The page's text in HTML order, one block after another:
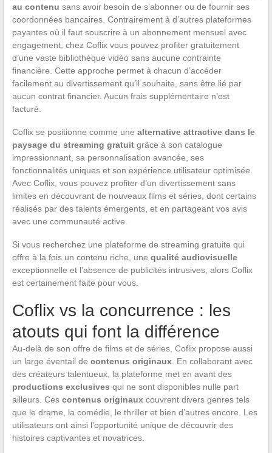
au contenu sans avoir besoin de s’abonner ou de fournir ses
coordonnées bancaires. Contrairement à d’autres plateformes
payantes où il faut souscrire à un abonnement mensuel avec
engagement, chez Coflix vous pouvez profiter gratuitement
d’une vaste bibliothèque vidéo sans aucune contrainte
financière. Cette approche permet à chacun d’accéder
facilement au divertissement qu’il souhaite, sans être lié par
aucun contrat financier. Aucun frais supplémentaire n’est
facturé.
Coflix se positionne comme une alternative attractive dans le
paysage du streaming gratuitgrâce à son catalogue
impressionnant, sa personnalisation avancée, ses
fonctionnalités uniques et son expérience utilisateur optimisée.
Avec Coflix, vous pouvez profiter d’un divertissement sans
limites en découvrant de nouveaux films et séries, dont certains
réalisés par des talents émergents, et en partageant vos avis
avec une communauté active.
Si vous recherchez une plateforme de streaming gratuite qui
offre à la fois un contenu riche, une qualité audiovisuelle
exceptionnelle et l’absence de publicités intrusives, alors Coflix
est certainement faite pour vous.
Coflix vs la concurrence : les
atouts qui font la différence
Au-delà de son offre de films et de séries, Coflix propose aussi
un large éventail de contenus originaux. En collaborant avec
des créateurs talentueux, la plateforme met en avant des
productions exclusives qui ne sont disponibles nulle part
ailleurs. Ces contenus originauxcouvrent divers genres tels
que le drame, la comédie, le thriller et bien d’autres encore. Les
utilisateurs ont ainsi l’opportunité unique de découvrir des
histoires captivantes et novatrices.